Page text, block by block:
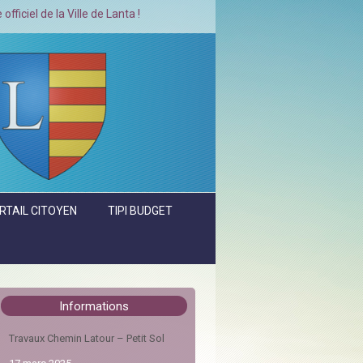
Ville de Lanta !
CITOYEN TIPI BUDGET
Informations
Travaux Chemin Latour – Petit Sol